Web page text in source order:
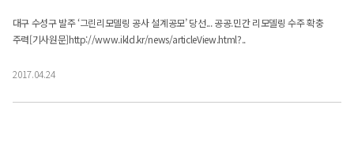
대구 수성구 발주 ‘그린리모델링 공사 설계공모’ 당선... 공공.민간 리모델링 수주 확충
주력[기사원문]http://www.ikld.kr/news/articleView.html?..
2017.04.24